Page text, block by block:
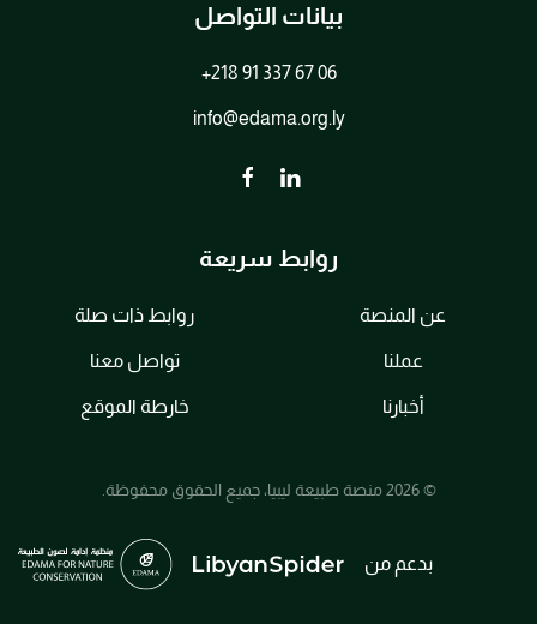
بيانات التواصل
+218 91 337 67 06
info@edama.org.ly
روابط سريعة
عن المنصة
عملنا
أخبارنا
روابط ذات صلة
تواصل معنا
خارطة الموقع
© 2026 منصة طبيعة ليبيا، جميع الحقوق محفوظة.
بدعم من